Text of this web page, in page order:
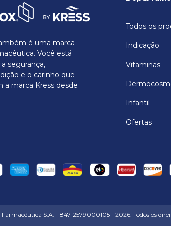
é uma marca
Você está
segurança,
e o carinho que
a marca Kress desde
Todos os
Indicação
Vitaminas
Infantil
Ofertas
S.A. - 84712579000105 - 2026. Todos os